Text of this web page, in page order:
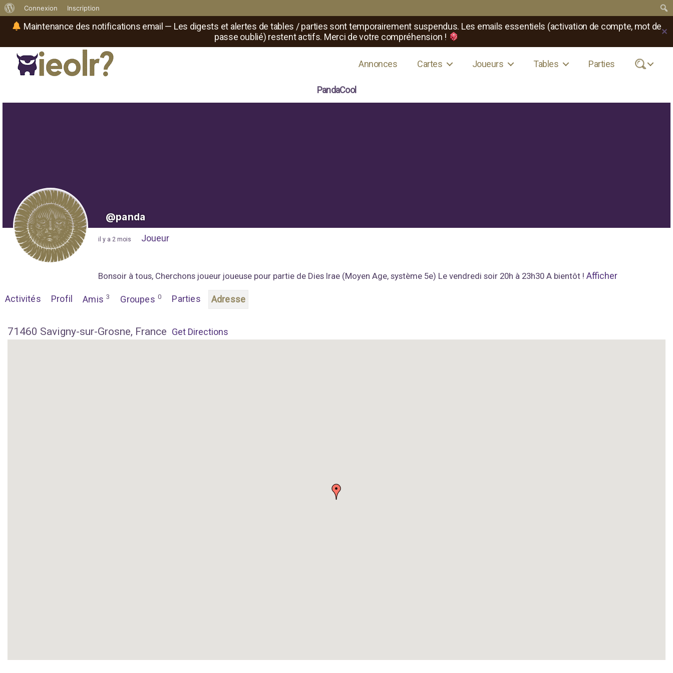
Maintenance des notifications email — Les digests et alertes de tables / parties sont temporairement suspendus. Les emails essentiels (activation de compte, mot de
passe oublié) restent actifs. Merci de votre compréhension !
✕
propos
WordPress
Connexion Inscription
où
Annonces Cartes Joueurs Tables Parties .
PandaCool
@panda
il y a 2 mois Joueur
Bonsoir à tous, Cherchons joueur joueuse pour partie de Dies Irae (Moyen Age, système 5e) Le vendredi soir 20h à 23h30 A bientôt ! Afficher
Activités Profil Amis 3 Groupes 0 Parties Adresse
71460 Savigny-sur-Grosne, France Get Directions